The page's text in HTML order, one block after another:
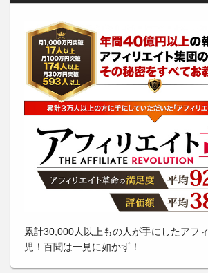
累計30,000人以上もの人が手にしたアフ
児！百聞は一見に如かず！